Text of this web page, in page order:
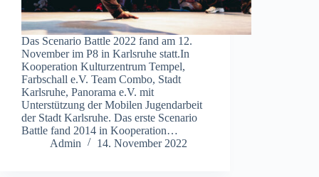
Das Scenario Battle 2022 fand am 12.
November im P8 in Karlsruhe statt.In
Kooperation Kulturzentrum Tempel,
Farbschall e.V. Team Combo, Stadt
Karlsruhe, Panorama e.V. mit
Unterstützung der Mobilen Jugendarbeit
der Stadt Karlsruhe. Das erste Scenario
Battle fand 2014 in Kooperation…
Admin
14. November 2022